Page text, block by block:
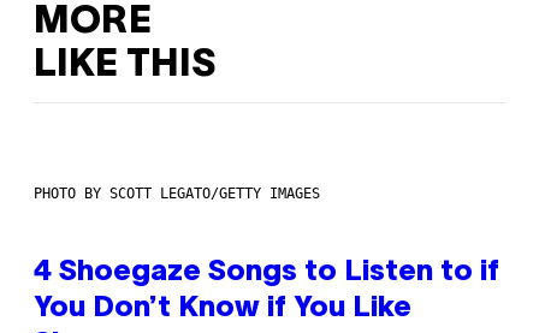
MORE
LIKE THIS
PHOTO BY SCOTT LEGATO/GETTY IMAGES
4 Shoegaze Songs to Listen to if
You Don’t Know if You Like